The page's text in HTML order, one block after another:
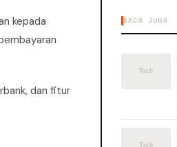
kepada
dan fitur
BACA JUGA